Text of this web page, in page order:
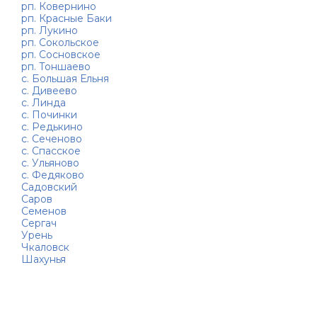
рп. Ковернино
рп. Красные Баки
рп. Лукино
рп. Сокольское
рп. Сосновское
рп. Тоншаево
с. Большая Ельня
с. Дивеево
с. Линда
с. Починки
с. Редькино
с. Сеченово
с. Спасское
с. Ульяново
с. Федяково
Садовский
Саров
Семенов
Сергач
Урень
Чкаловск
Шахунья